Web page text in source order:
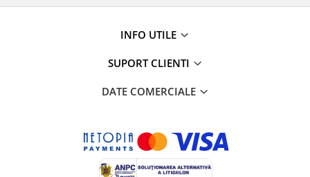
Pelerine de ploaie
Jachete pentru sudura
INFO UTILE
SUPORT CLIENTI
DATE COMERCIALE